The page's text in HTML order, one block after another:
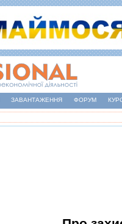
ЗАВАНТАЖЕННЯ ФОРУМ